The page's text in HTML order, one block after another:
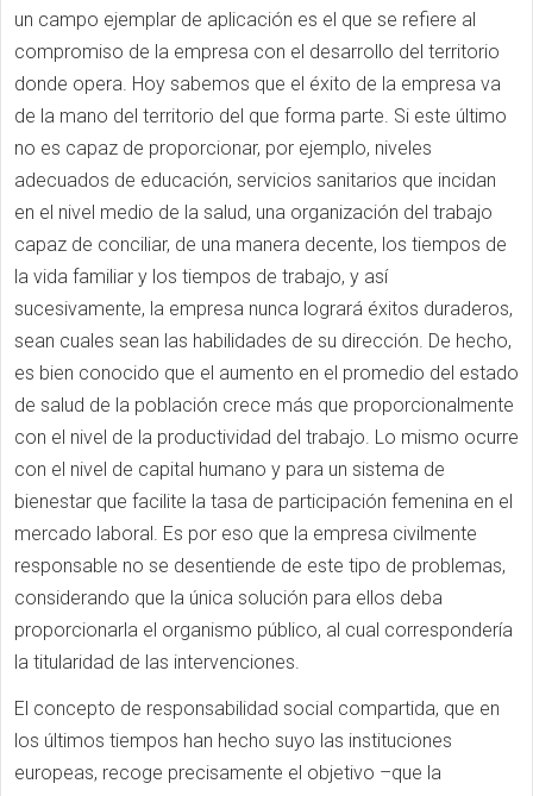
un campo ejemplar de aplicación es el que se refiere al
compromiso de la empresa con el desarrollo del territorio
donde opera. Hoy sabemos que el éxito de la empresa va
de la mano del territorio del que forma parte. Si este último
no es capaz de proporcionar, por ejemplo, niveles
adecuados de educación, servicios sanitarios que incidan
en el nivel medio de la salud, una organización del trabajo
capaz de conciliar, de una manera decente, los tiempos de
la vida familiar y los tiempos de trabajo, y así
sucesivamente, la empresa nunca logrará éxitos duraderos,
sean cuales sean las habilidades de su dirección. De hecho,
es bien conocido que el aumento en el promedio del estado
de salud de la población crece más que proporcionalmente
con el nivel de la productividad del trabajo. Lo mismo ocurre
con el nivel de capital humano y para un sistema de
bienestar que facilite la tasa de participación femenina en el
mercado laboral. Es por eso que la empresa civilmente
responsable no se desentiende de este tipo de problemas,
considerando que la única solución para ellos deba
proporcionarla el organismo público, al cual correspondería
la titularidad de las intervenciones.
El concepto de responsabilidad social compartida, que en
los últimos tiempos han hecho suyo las instituciones
europeas, recoge precisamente el objetivo –que la